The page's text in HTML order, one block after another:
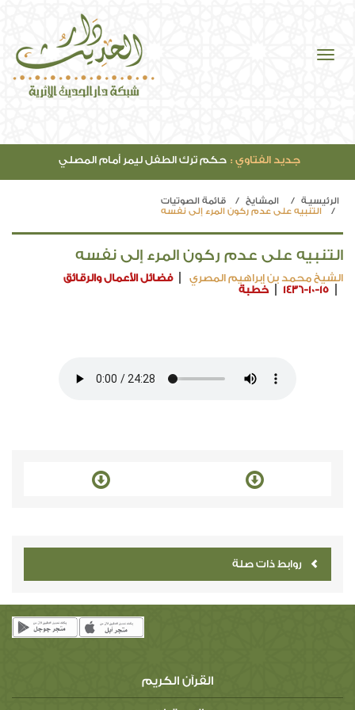
جديد الفتاوي : حكم ترك الطفل ليمر أمام المصلي
الرئيسيـة المشايخ
قائمة الصوتيات
التنبيه على عدم ركون المرء إلى نفسه
التنبيه على عدم ركون المرء إلى نفسه
الشيخ محمد بن إبراهيم المصري
فضائل الأعمال والرقائق
1436-10-15
خطبة
روابط ذات صلة
القرآن الكريم